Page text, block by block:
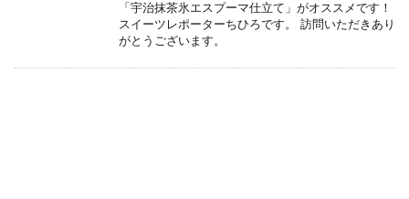
「宇治抹茶氷エスプーマ仕立て」がオススメです！
スイーツレポーターちひろです。 訪問いただきあり
がとうございます。